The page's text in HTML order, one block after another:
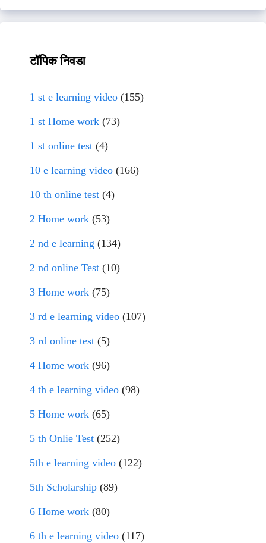
टॉपिक निवडा
1 st e learning video (155)
1 st Home work (73)
1 st online test (4)
10 e learning video (166)
10 th online test (4)
2 Home work (53)
2 nd e learning (134)
2 nd online Test (10)
3 Home work (75)
3 rd e learning video (107)
3 rd online test (5)
4 Home work (96)
4 th e learning video (98)
5 Home work (65)
5 th Onlie Test (252)
5th e learning video (122)
5th Scholarship (89)
6 Home work (80)
6 th e learning video (117)